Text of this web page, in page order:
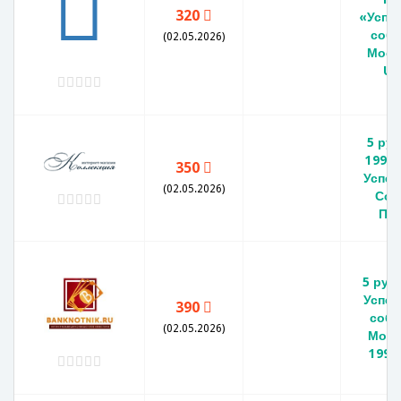
320
(02.05.2026)
350
(02.05.2026)
5
1990
390
(02.05.2026)
5
1990